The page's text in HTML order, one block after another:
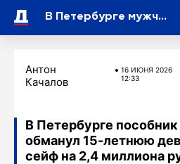
В Петербурге мужчина хранил под задним сиденьем своего автомобиля почти три килограмма гашиша
Антон
Качалов
16 ИЮНЯ 2026
12:33
В Петербурге
обманул 15-летнюю
сейф на 2,4 миллиона